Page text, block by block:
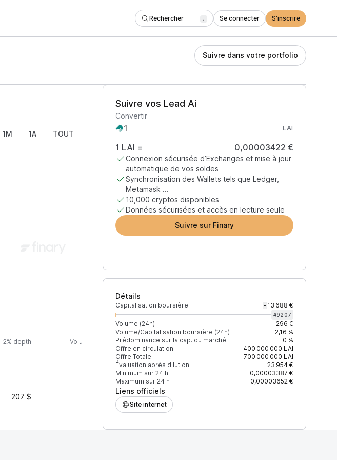
Rechercher / Se connecter S'inscrire
Suivre dans votre portfolio
1M 1A TOUT
Suivre vos Lead Ai
Convertir
LAI
1 LAI = 0,00003422 €
Connexion sécurisée d’Exchanges et mise à jour
automatique de vos soldes
Synchronisation des Wallets tels que Ledger,
Metamask ...
10,000 cryptos disponibles
Données sécurisées et accès en lecture seule
Suivre sur Finary
Détails
Capitalisation boursière - 13 688 €
#9207
Volume (24h)
296 €
Volume/Capitalisation boursière (24h)
2,16 %
Prédominance sur la cap. du marché
0 %
Offre en circulation
400 000 000 LAI
Offre Totale
700 000 000 LAI
Évaluation après dilution
23 954 €
Minimum sur 24 h
0,00003387 €
Maximum sur 24 h
0,00003652 €
Liens officiels
Site internet
-2% depth Volume (24h) % du volume Confiance Mis à jour
207 $ 100 %